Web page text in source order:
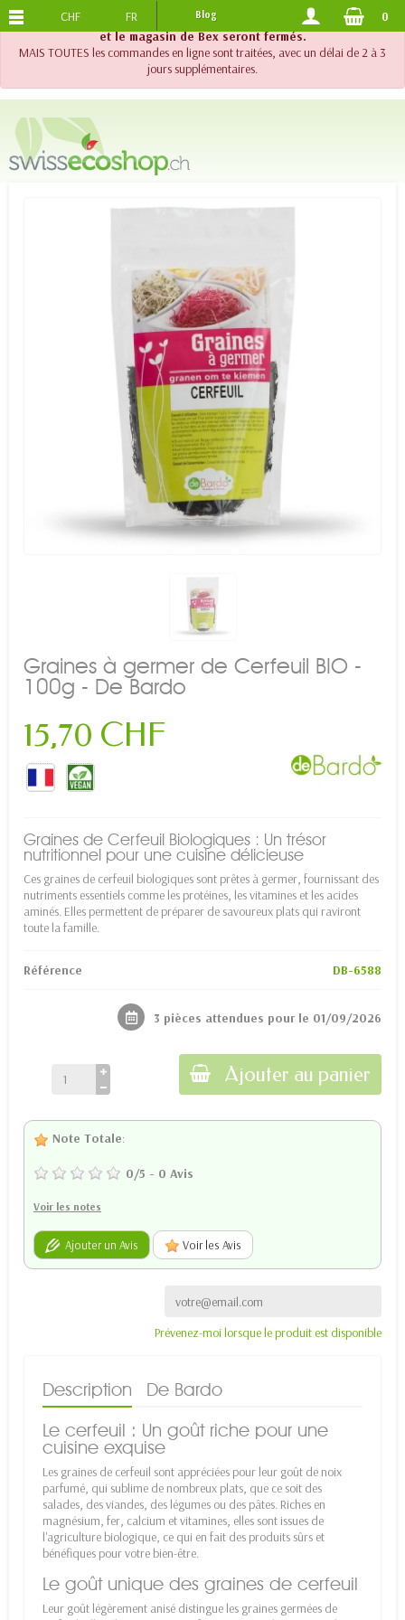
!! Important !! Jusqu'au 20 août 2026, le support téléphonique
et le magasin de Bex seront fermés.
MAIS TOUTES les commandes en ligne sont traitées, avec un délai de 2 à 3
jours supplémentaires.
PORTS OFFERTS DES 120.-
CHF FR Blog 0
Graines à germer de Cerfeuil BIO -
100g - De Bardo
15,70 CHF
Graines de Cerfeuil Biologiques : Un trésor
nutritionnel pour une cuisine délicieuse
Ces graines de cerfeuil biologiques sont prêtes à germer, fournissant des
nutriments essentiels comme les protéines, les vitamines et les acides
aminés. Elles permettent de préparer de savoureux plats qui raviront
toute la famille.
Référence DB-6588
3 pièces attendues pour le 01/09/2026
Ajouter au panier
Note Totale:
0/5 - 0 Avis
Voir les notes
Ajouter un Avis Voir les Avis
Prévenez-moi lorsque le produit est disponible
Description
De Bardo
Le cerfeuil : Un goût riche pour une
cuisine exquise
Les graines de cerfeuil sont appréciées pour leur goût de noix
parfumé, qui sublime de nombreux plats, que ce soit des
salades, des viandes, des légumes ou des pâtes. Riches en
magnésium, fer, calcium et vitamines, elles sont issues de
l'agriculture biologique, ce qui en fait des produits sûrs et
bénéfiques pour votre bien-être.
Le goût unique des graines de cerfeuil
Leur goût légèrement anisé distingue les graines germées de